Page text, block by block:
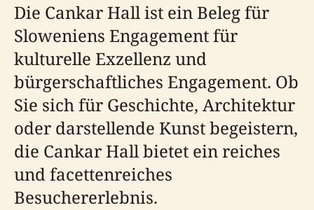
Die Cankar Hall ist ein Beleg für
Sloweniens Engagement für
kulturelle Exzellenz und
bürgerschaftliches Engagement. Ob
Sie sich für Geschichte, Architektur
oder darstellende Kunst begeistern,
die Cankar Hall bietet ein reiches
und facettenreiches
Besuchererlebnis.